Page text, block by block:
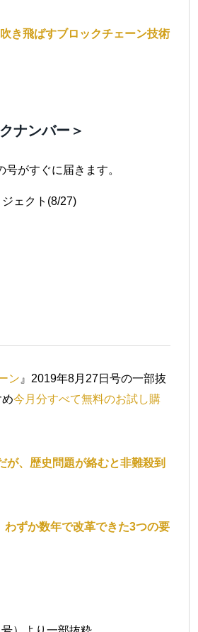
き飛ばすブロックチェーン技術
ナンバー＞
がすぐに届きます。
ェクト(8/27)
ン 』2019年8月27日号の一部抜
今月分すべて無料のお試し購
が、歴史問題が絡むと非難殺到
わずか数年で改革できた3つの要